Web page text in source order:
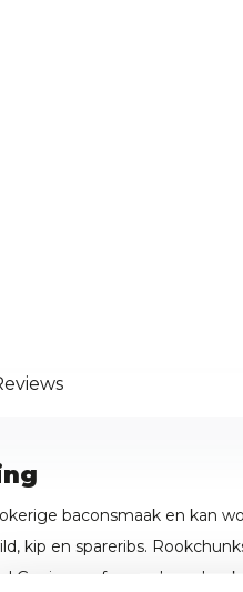
baconsmaak en kan
kip en spareribs.
Gooi een of meerdere